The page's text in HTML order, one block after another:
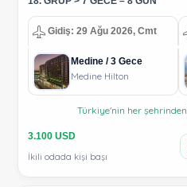
Gidiş: 29 Ağu 2026, Cmt
Medine / 3 Gece
Medine Hilton
Türkiye'nin her şehrinden
3.100 USD
İkili odada kişi başı